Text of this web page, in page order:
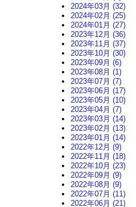
2024年03月 (32)
2024年02月 (25)
2024年01月 (27)
2023年12月 (36)
2023年11月 (37)
2023年10月 (30)
2023年09月 (6)
2023年08月 (1)
2023年07月 (7)
2023年06月 (17)
2023年05月 (10)
2023年04月 (7)
2023年03月 (14)
2023年02月 (13)
2023年01月 (14)
2022年12月 (9)
2022年11月 (18)
2022年10月 (23)
2022年09月 (9)
2022年08月 (9)
2022年07月 (11)
2022年06月 (21)